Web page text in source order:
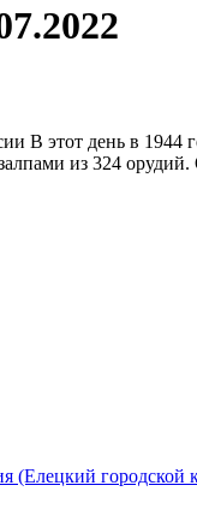
В этот день в
из 324
(Елецкий городской